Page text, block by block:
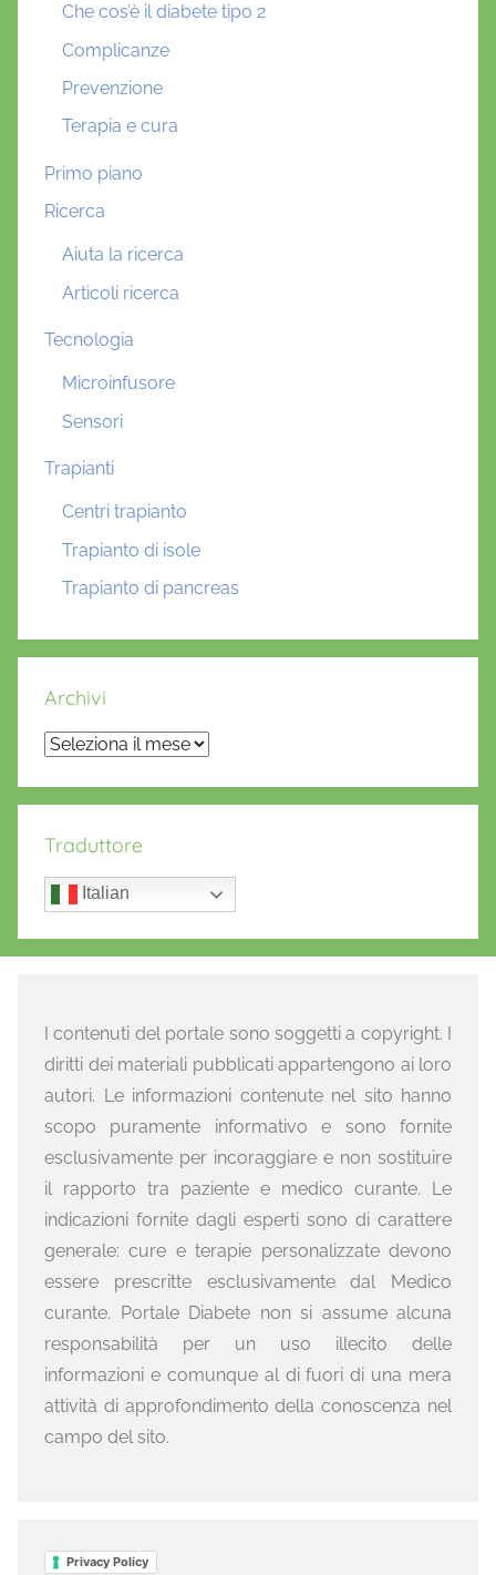
Che cos’è il diabete tipo 2
Complicanze
Prevenzione
Terapia e cura
Primo piano
Ricerca
Aiuta la ricerca
Articoli ricerca
Tecnologia
Microinfusore
Sensori
Trapianti
Centri trapianto
Trapianto di isole
Trapianto di pancreas
Archivi
Archivi
Traduttore
Italian
I contenuti del portale sono soggetti a copyright. I
diritti dei materiali pubblicati appartengono ai loro
autori. Le informazioni contenute nel sito hanno
scopo puramente informativo e sono fornite
esclusivamente per incoraggiare e non sostituire
il rapporto tra paziente e medico curante. Le
indicazioni fornite dagli esperti sono di carattere
generale: cure e terapie personalizzate devono
essere prescritte esclusivamente dal Medico
curante. Portale Diabete non si assume alcuna
responsabilità per un uso illecito delle
informazioni e comunque al di fuori di una mera
attività di approfondimento della conoscenza nel
campo del sito.
Privacy Policy